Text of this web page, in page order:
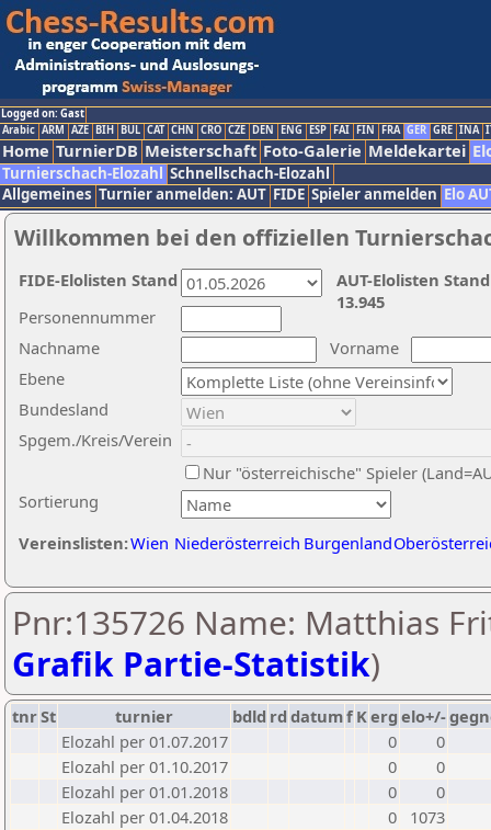
Logged on: Gast
Arabic ARM AZE BIH BUL CAT CHN CRO CZE DEN ENG ESP FAI FIN FRA GER GRE INA
Home TurnierDB Meisterschaft Foto-Galerie Meldekartei
Turnierschach-Elozahl Schnellschach-Elozahl
Allgemeines Turnier anmelden: AUT FIDE Spieler anmelden Elo
Willkommen bei den offiziellen
Nachname
Vorname
Ebene
Sortierung
Personennummer
Bundesland
Spgem./Kreis/Verein
Nur "österreichische" Spieler
Vereinslisten:Wien Niederösterreich Burgenland
AUT-Elolisten
13.945
FIDE-Elolisten Stand
Pnr:135726 Name: Matthias
Grafik Partie-Statistik)
tnrSt turnier bdld rd datumf Kerg elo+/-
Elozahl per 01.07.2017
0
0
Elozahl per 01.10.2017
0
0
Elozahl per 01.01.2018
0
0
Elozahl per 01.04.2018
0
1073